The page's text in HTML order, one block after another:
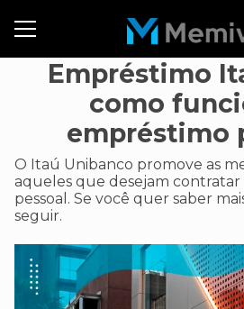
Empréstimo
como
empréstimo
O Itaú Unibanco promove as
aqueles que desejam
pessoal. Se você quer saber
seguir.